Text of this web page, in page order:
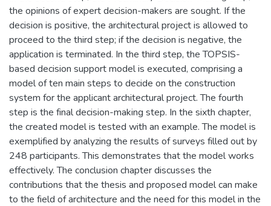
the opinions of expert decision-makers are sought. If the
decision is positive, the architectural project is allowed to
proceed to the third step; if the decision is negative, the
application is terminated. In the third step, the TOPSIS-
based decision support model is executed, comprising a
model of ten main steps to decide on the construction
system for the applicant architectural project. The fourth
step is the final decision-making step. In the sixth chapter,
the created model is tested with an example. The model is
exemplified by analyzing the results of surveys filled out by
248 participants. This demonstrates that the model works
effectively. The conclusion chapter discusses the
contributions that the thesis and proposed model can make
to the field of architecture and the need for this model in the